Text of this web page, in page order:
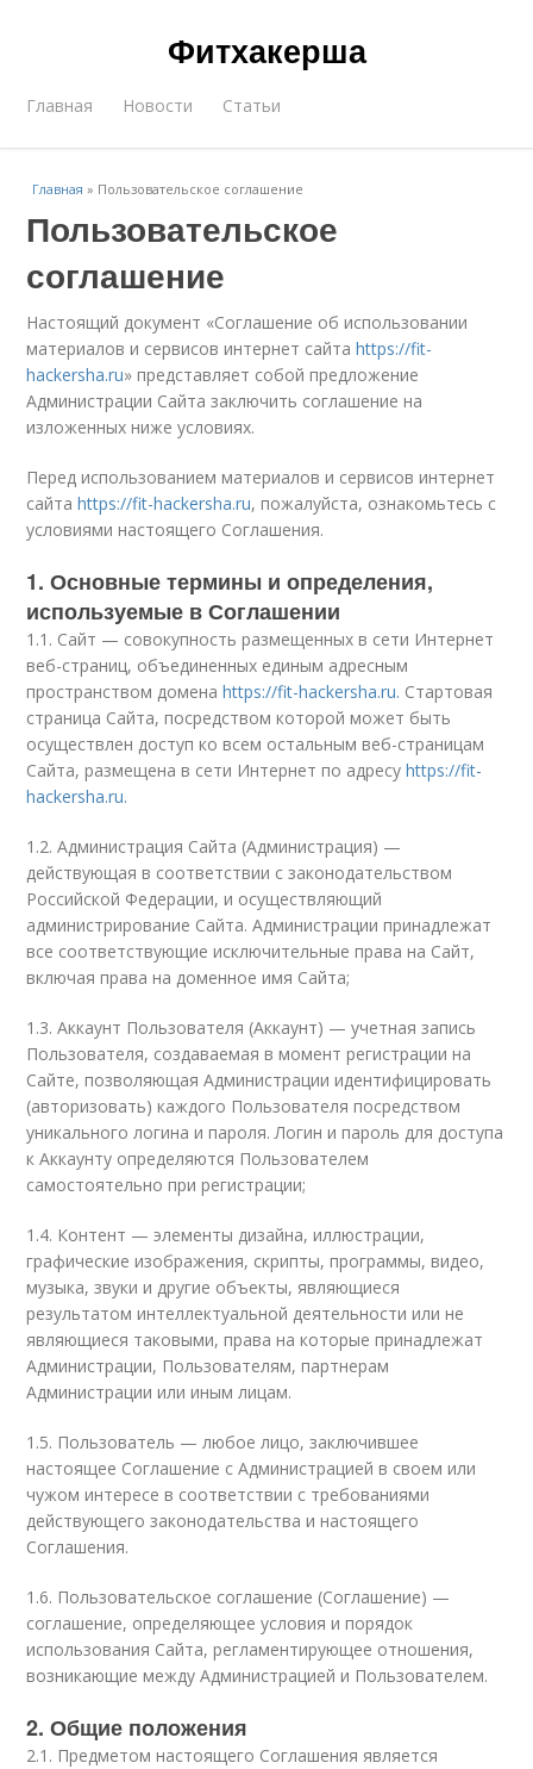
Фитхакерша
Главная Новости Статьи
Главная » Пользовательское соглашение
Пользовательское
соглашение
Настоящий документ «Соглашение об использовании
материалов и сервисов интернет сайтаhttps://fit-
hackersha.ru» представляет собой предложение
Администрации Сайта заключить соглашение на
изложенных ниже условиях.
Перед использованием материалов и сервисов интернет
сайтаhttps://fit-hackersha.ru, пожалуйста, ознакомьтесь с
условиями настоящего Соглашения.
1. Основные термины и определения,
используемые в Соглашении
1.1. Сайт — совокупность размещенных в сети Интернет
веб-страниц, объединенных единым адресным
пространством доменаhttps://fit-hackersha.ru. Стартовая
страница Сайта, посредством которой может быть
осуществлен доступ ко всем остальным веб-страницам
Сайта, размещена в сети Интернет по адресуhttps://fit-
hackersha.ru.
1.2. Администрация Сайта (Администрация) —
действующая в соответствии с законодательством
Российской Федерации, и осуществляющий
администрирование Сайта. Администрации принадлежат
все соответствующие исключительные права на Сайт,
включая права на доменное имя Сайта;
1.3. Аккаунт Пользователя (Аккаунт) — учетная запись
Пользователя, создаваемая в момент регистрации на
Сайте, позволяющая Администрации идентифицировать
(авторизовать) каждого Пользователя посредством
уникального логина и пароля. Логин и пароль для доступа
к Аккаунту определяются Пользователем
самостоятельно при регистрации;
1.4. Контент — элементы дизайна, иллюстрации,
графические изображения, скрипты, программы, видео,
музыка, звуки и другие объекты, являющиеся
результатом интеллектуальной деятельности или не
являющиеся таковыми, права на которые принадлежат
Администрации, Пользователям, партнерам
Администрации или иным лицам.
1.5. Пользователь — любое лицо, заключившее
настоящее Соглашение с Администрацией в своем или
чужом интересе в соответствии с требованиями
действующего законодательства и настоящего
Соглашения.
1.6. Пользовательское соглашение (Соглашение) —
соглашение, определяющее условия и порядок
использования Сайта, регламентирующее отношения,
возникающие между Администрацией и Пользователем.
2. Общие положения
2.1. Предметом настоящего Соглашения является